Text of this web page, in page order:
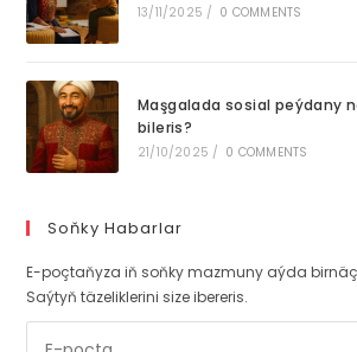
13/11/2025 / 0 COMMENTS
Maşgalada sosial peýdany
bileris?
21/10/2025 / 0 COMMENTS
Soňky Habarlar
E-poçtaňyza iň soňky mazmuny aýda
Saýtyň täzeliklerini size ibereris.